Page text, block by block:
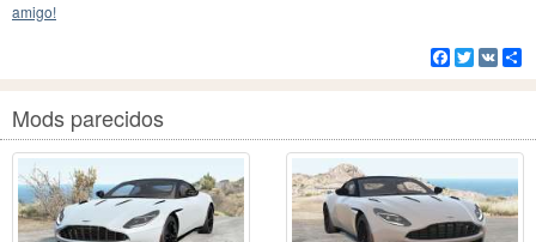
amigo!
Facebook
Twitter
VK
Mods parecidos